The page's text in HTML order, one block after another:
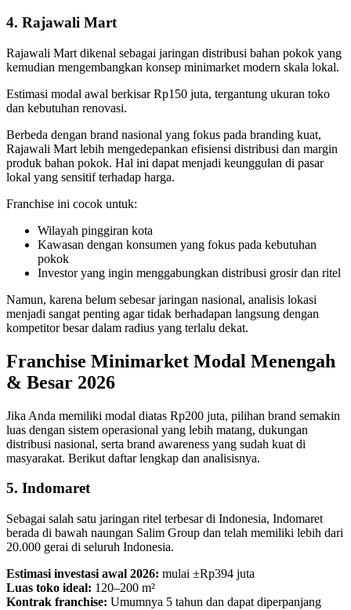
4. Rajawali Mart
Rajawali Mart dikenal sebagai jaringan distribusi bahan pokok yang
kemudian mengembangkan konsep minimarket modern skala lokal.
Estimasi modal awal berkisar Rp150 juta, tergantung ukuran toko
dan kebutuhan renovasi.
Berbeda dengan brand nasional yang fokus pada branding kuat,
Rajawali Mart lebih mengedepankan efisiensi distribusi dan margin
produk bahan pokok. Hal ini dapat menjadi keunggulan di pasar
lokal yang sensitif terhadap harga.
Franchise ini cocok untuk:
Wilayah pinggiran kota
Kawasan dengan konsumen yang fokus pada kebutuhan
pokok
Investor yang ingin menggabungkan distribusi grosir dan ritel
Namun, karena belum sebesar jaringan nasional, analisis lokasi
menjadi sangat penting agar tidak berhadapan langsung dengan
kompetitor besar dalam radius yang terlalu dekat.
Franchise Minimarket Modal Menengah
& Besar 2026
Jika Anda memiliki modal diatas Rp200 juta, pilihan brand semakin
luas dengan sistem operasional yang lebih matang, dukungan
distribusi nasional, serta brand awareness yang sudah kuat di
masyarakat. Berikut daftar lengkap dan analisisnya.
5. Indomaret
Sebagai salah satu jaringan ritel terbesar di Indonesia, Indomaret
berada di bawah naungan Salim Group dan telah memiliki lebih dari
20.000 gerai di seluruh Indonesia.
Estimasi investasi awal 2026: mulai ±Rp394 juta
Luas toko ideal: 120–200 m²
Kontrak franchise: Umumnya 5 tahun dan dapat diperpanjang